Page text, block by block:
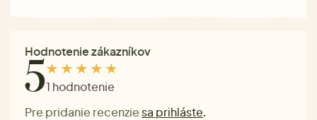
Hodnotenie zákazníkov
51 hodnotenie
Pre pridanie recenzie sa prihláste.